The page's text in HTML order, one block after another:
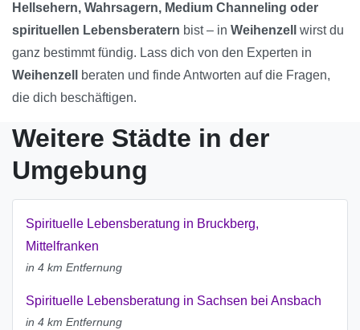
Hellsehern, Wahrsagern, Medium Channeling oder
spirituellen Lebensberatern bist – in Weihenzell
wirst du
ganz bestimmt fündig. Lass dich von den Experten in
Weihenzell
beraten und finde Antworten auf die Fragen,
die dich beschäftigen.
Weitere Städte in der
Umgebung
Spirituelle Lebensberatung in Bruckberg,
Mittelfranken
in 4 km Entfernung
Spirituelle Lebensberatung in Sachsen bei Ansbach
in 4 km Entfernung